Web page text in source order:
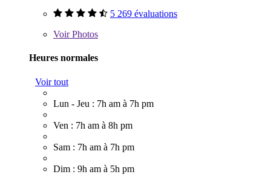
5 269 évaluations
VoirPhotos
Heures normales
Voir tout
Lun - Jeu : 7h am à 7h pm
Ven : 7h am à 8h pm
Sam : 7h am à 7h pm
Dim : 9h am à 5h pm